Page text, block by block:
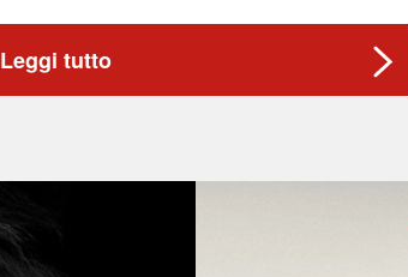
Leggi tutto